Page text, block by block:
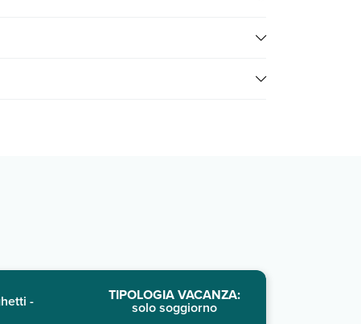
- TIPOLOGIA VACANZA:
solo soggiorno